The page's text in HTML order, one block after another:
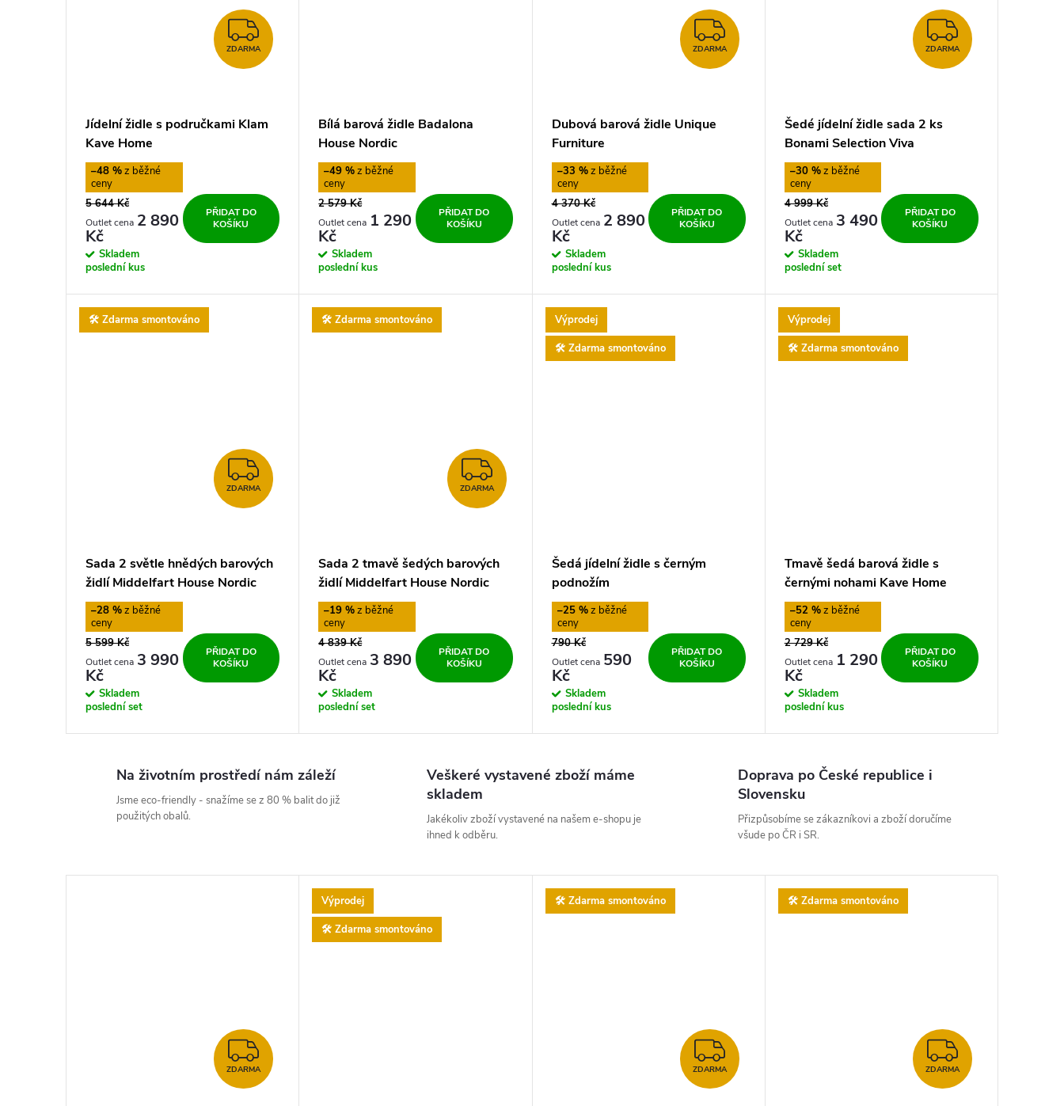
ZDARMA
ZDARMA
Jídelní židle s područkami Klam
Kave Home
–48 %
5 644 Kč
2 890
Kč
Skladem
poslední kus
PŘIDAT DO
KOŠÍKU
Bílá barová židle Badalona
House Nordic
–49 %
2 579 Kč
1 290
Kč
Skladem
poslední kus
PŘIDAT DO
KOŠÍKU
ZDARMA
ZDARMA
Dubová barová židle Unique
Furniture
–33 %
4 370 Kč
2 890
Kč
Skladem
poslední kus
PŘIDAT DO
KOŠÍKU
ZDARMA
ZDARMA
Šedé jídelní židle sada 2 ks
Bonami Selection Viva
–30 %
4 999 Kč
3 490
Kč
Skladem
poslední set
PŘIDAT DO
KOŠÍKU
🛠️ Zdarma smontováno
ZDARMA
ZDARMA
Sada 2 světle hnědých barových
židlí Middelfart House Nordic
–28 %
5 599 Kč
3 990
Kč
Skladem
poslední set
PŘIDAT DO
KOŠÍKU
🛠️ Zdarma smontováno
ZDARMA
ZDARMA
Sada 2 tmavě šedých barových
židlí Middelfart House Nordic
–19 %
4 839 Kč
3 890
Kč
Skladem
poslední set
PŘIDAT DO
KOŠÍKU
Výprodej
🛠️ Zdarma smontováno
Šedá jídelní židle s černým
podnožím
–25 %
790 Kč
590
Kč
Skladem
poslední kus
PŘIDAT DO
KOŠÍKU
Výprodej
🛠️ Zdarma smontováno
Tmavě šedá barová židle s
černými nohami Kave Home
Nilson
–52 %
2 729 Kč
1 290
Kč
Skladem
poslední kus
PŘIDAT DO
KOŠÍKU
Na životním prostředí nám záleží
Jsme eco-friendly - snažíme se z 80 % balit do již
použitých obalů.
Veškeré vystavené zboží máme
skladem
Jakékoliv zboží vystavené na našem e-shopu je
ihned k odběru.
Doprava po České republice i
Slovensku
Přizpůsobíme se zákazníkovi a zboží doručíme
všude po ČR i SR.
ZDARMA
ZDARMA
Výprodej
🛠️ Zdarma smontováno
🛠️ Zdarma smontováno
ZDARMA
ZDARMA
🛠️ Zdarma smontováno
ZDARMA
ZDARMA